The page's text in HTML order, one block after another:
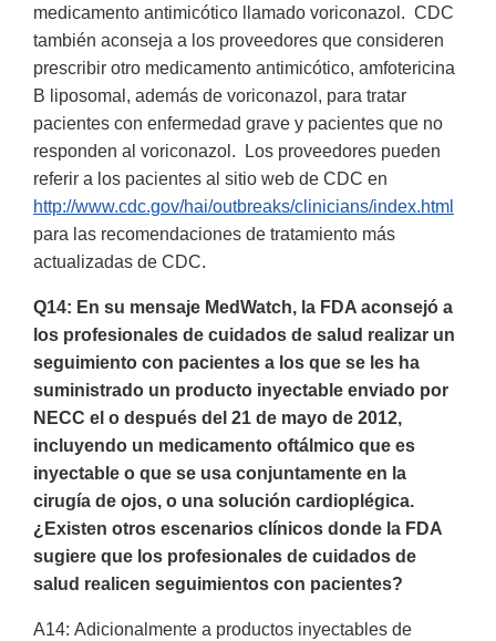
medicamento antimicótico llamado voriconazol. CDC
también aconseja a los proveedores que consideren
prescribir otro medicamento antimicótico, amfotericina
B liposomal, además de voriconazol, para tratar
pacientes con enfermedad grave y pacientes que no
responden al voriconazol. Los proveedores pueden
referir a los pacientes al sitio web de CDC en
http://www.cdc.gov/hai/outbreaks/clinicians/index.html
para las recomendaciones de tratamiento más
actualizadas de CDC.
Q14: En su mensaje MedWatch, la FDA aconsejó a
los profesionales de cuidados de salud realizar un
seguimiento con pacientes a los que se les ha
suministrado un producto inyectable enviado por
NECC el o después del 21 de mayo de 2012,
incluyendo un medicamento oftálmico que es
inyectable o que se usa conjuntamente en la
cirugía de ojos, o una solución cardioplégica.
¿Existen otros escenarios clínicos donde la FDA
sugiere que los profesionales de cuidados de
salud realicen seguimientos con pacientes?
A14: Adicionalmente a productos inyectables de